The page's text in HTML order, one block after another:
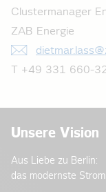
Clustermanager
ZAB Energie
T +49 331 660-
Unsere Vision
Aus Liebe zu Berlin:
das modernste